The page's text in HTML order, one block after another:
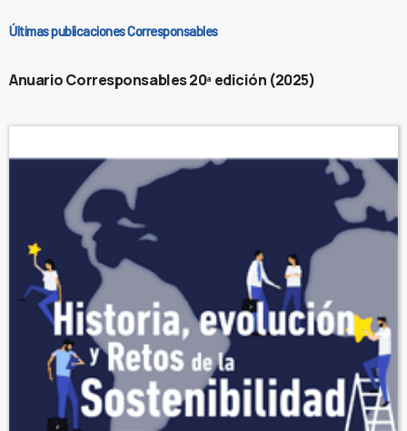
Últimas publicaciones Corresponsables
Anuario Corresponsables 20ª edición (2025)